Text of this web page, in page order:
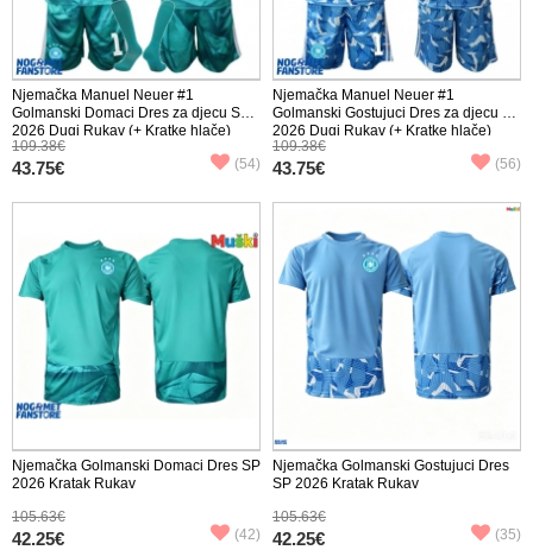
Njemačka Manuel Neuer #1
Golmanski Domaci Dres za djecu SP
2026 Dugi Rukav (+ Kratke hlače)
109.38€
43.75€ (54)
Njemačka Manuel Neuer #1
Golmanski Gostujuci Dres za djecu SP
2026 Dugi Rukav (+ Kratke hlače)
109.38€
43.75€ (56)
Njemačka Golmanski Domaci Dres SP
2026 Kratak Rukav
105.63€
42.25€ (42)
Njemačka Golmanski Gostujuci Dres
SP 2026 Kratak Rukav
105.63€
42.25€ (35)